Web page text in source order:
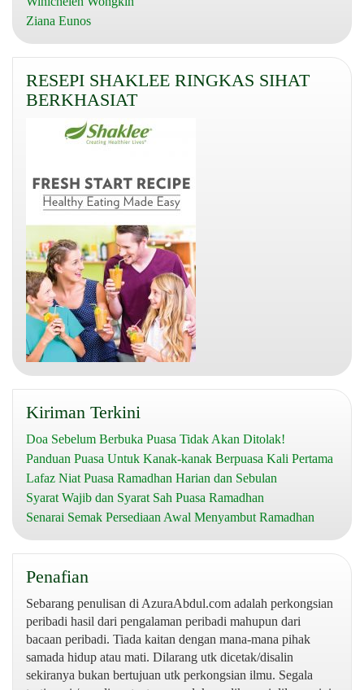
Ziana Eunos
RESEPI SHAKLEE RINGKAS SIHAT
BERKHASIAT
Kiriman Terkini
Doa Sebelum Berbuka Puasa Tidak Akan Ditolak!
Panduan Puasa Untuk Kanak-kanak Berpuasa Kali Pertama
Lafaz Niat Puasa Ramadhan Harian dan Sebulan
Syarat Wajib dan Syarat Sah Puasa Ramadhan
Senarai Semak Persediaan Awal Menyambut Ramadhan
Penafian
Sebarang penulisan di AzuraAbdul.com adalah perkongsian
peribadi hasil dari pengalaman peribadi mahupun dari
bacaan peribadi. Tiada kaitan dengan mana-mana pihak
samada hidup atau mati. Dilarang utk dicetak/disalin
sekiranya bukan bertujuan utk perkongsian ilmu. Segala